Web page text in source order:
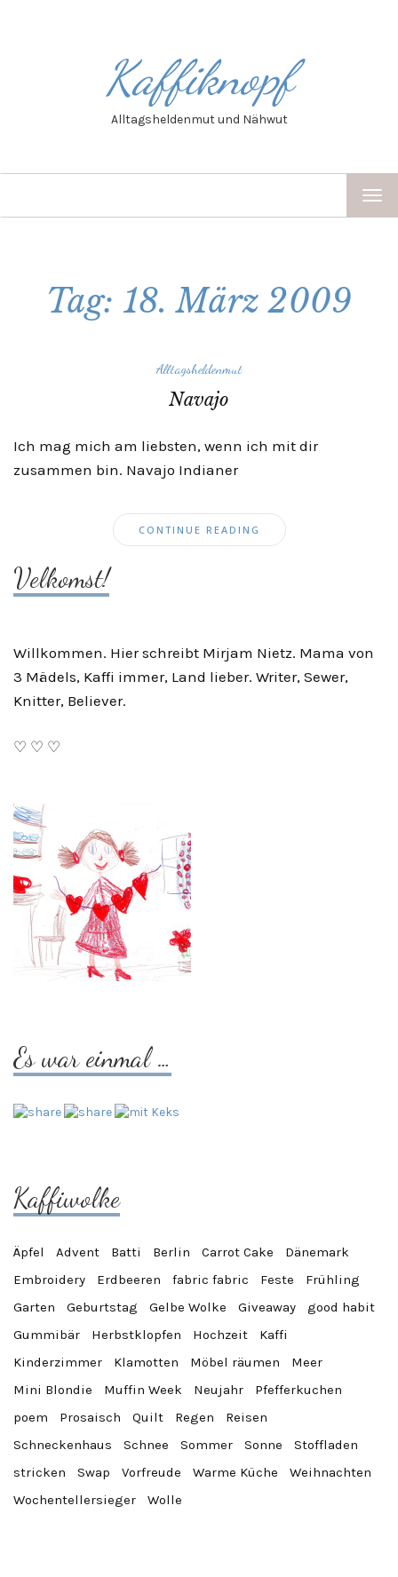
Kaffiknopf
Alltagsheldenmut und Nähwut
Tag: 18. März 2009
Alltagsheldenmut
Navajo
Ich mag mich am liebsten, wenn ich mit dir
zusammen bin. Navajo Indianer
CONTINUE READING
Velkomst!
Willkommen. Hier schreibt Mirjam Nietz. Mama von
3 Mädels, Kaffi immer, Land lieber. Writer, Sewer,
Knitter, Believer.
♡ ♡ ♡
Es war einmal …
Kaffiwolke
Äpfel Advent Batti Berlin Carrot Cake
Dänemark
Embroidery
Erdbeeren fabric fabric Feste
Frühling
Garten
Geburtstag Gelbe Wolke Giveaway
good habit
Gummibär
Herbstklopfen Hochzeit
Kaffi
Kinderzimmer
Klamotten Möbel räumen
Meer
Mini Blondie
Muffin Week Neujahr
Pfefferkuchen
poem
Prosaisch Quilt Regen
Reisen
Schneckenhaus
Schnee Sommer Sonne
Stoffladen
stricken
Swap Vorfreude Warme Küche
Weihnachten
Wochentellersieger
Wolle